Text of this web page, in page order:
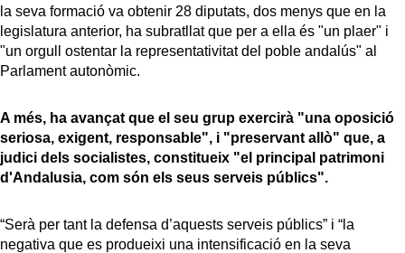
la seva formació va obtenir 28 diputats, dos menys que en la
legislatura anterior, ha subratllat que per a ella és "un plaer" i
"un orgull ostentar la representativitat del poble andalús" al
Parlament autonòmic.
A més, ha avançat que el seu grup exercirà "una oposició
seriosa, exigent, responsable", i "preservant allò" que, a
judici dels socialistes, constitueix "el principal patrimoni
d'Andalusia, com són els seus serveis públics".
“Serà per tant la defensa d’aquests serveis públics” i “la
negativa que es produeixi una intensificació en la seva